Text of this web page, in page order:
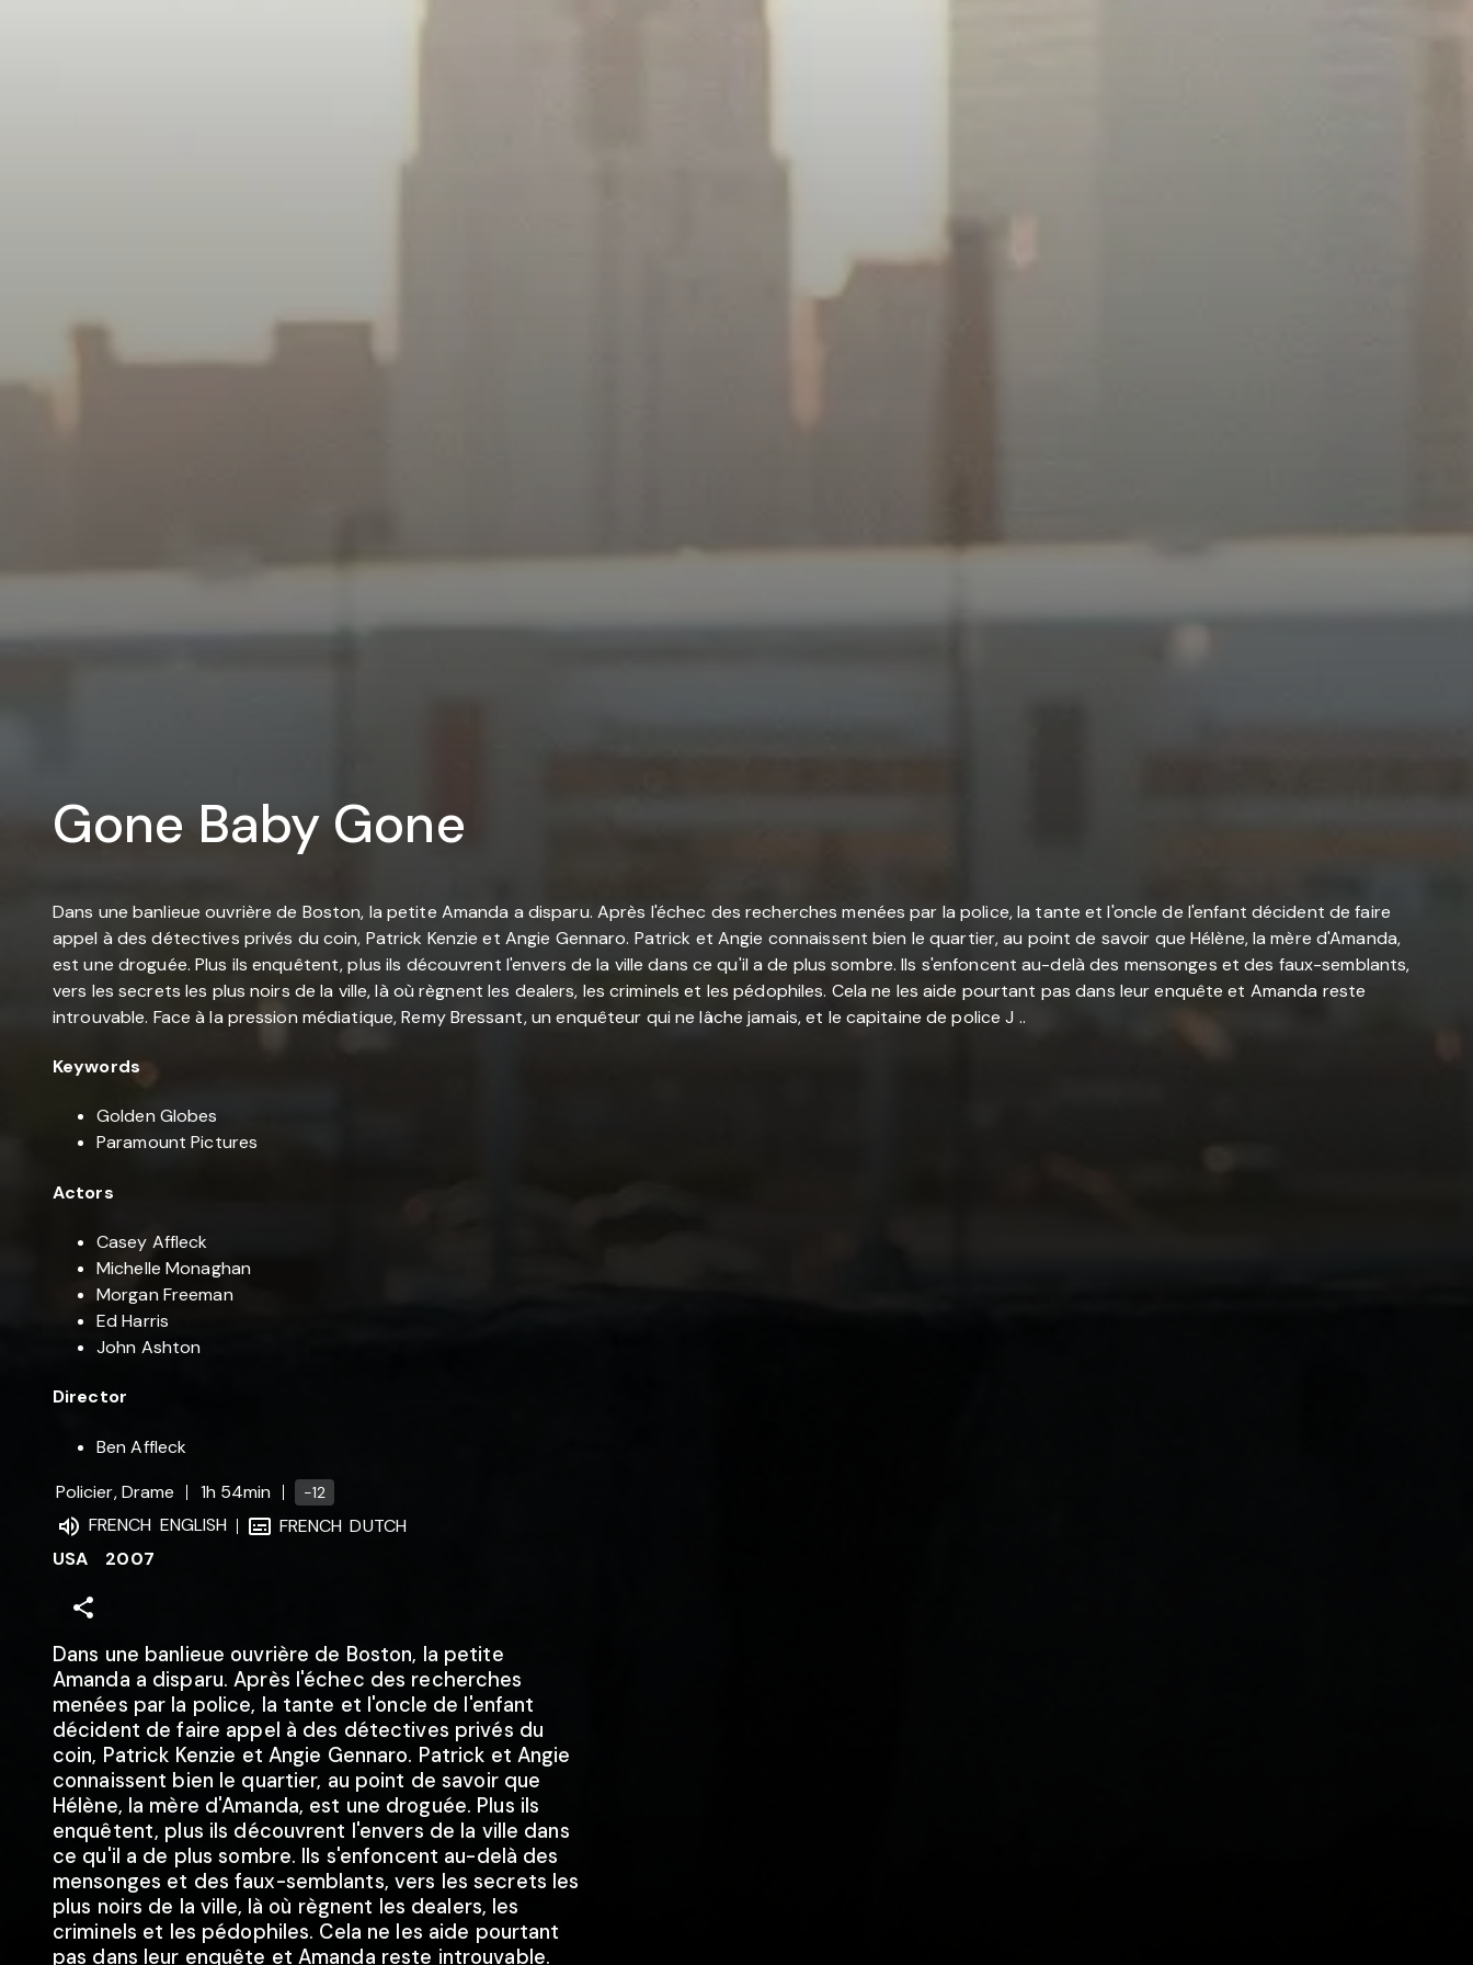
Gone Baby Gone
Dans une banlieue ouvrière de Boston, la petite Amanda a disparu. Après l'échec des recherches menées par la police, la tante et l'oncle de l'enfant décident de faire
appel à des détectives privés du coin, Patrick Kenzie et Angie Gennaro. Patrick et Angie connaissent bien le quartier, au point de savoir que Hélène, la mère d'Amanda,
est une droguée. Plus ils enquêtent, plus ils découvrent l'envers de la ville dans ce qu'il a de plus sombre. Ils s'enfoncent au-delà des mensonges et des faux-semblants,
vers les secrets les plus noirs de la ville, là où règnent les dealers, les criminels et les pédophiles. Cela ne les aide pourtant pas dans leur enquête et Amanda reste
introuvable. Face à la pression médiatique, Remy Bressant, un enquêteur qui ne lâche jamais, et le capitaine de police J ..
Keywords
Golden Globes
Paramount Pictures
Actors
Casey Affleck
Michelle Monaghan
Morgan Freeman
Ed Harris
John Ashton
Director
Ben Affleck
Policier, Drame
1h 54min -12
FRENCH ENGLISH FRENCH DUTCH
USA
2007
Dans une banlieue ouvrière de Boston, la petite
Amanda a disparu. Après l'échec des recherches
menées par la police, la tante et l'oncle de l'enfant
décident de faire appel à des détectives privés du
coin, Patrick Kenzie et Angie Gennaro. Patrick et Angie
connaissent bien le quartier, au point de savoir que
Hélène, la mère d'Amanda, est une droguée. Plus ils
enquêtent, plus ils découvrent l'envers de la ville dans
ce qu'il a de plus sombre. Ils s'enfoncent au-delà des
mensonges et des faux-semblants, vers les secrets les
plus noirs de la ville, là où règnent les dealers, les
criminels et les pédophiles. Cela ne les aide pourtant
pas dans leur enquête et Amanda reste introuvable.